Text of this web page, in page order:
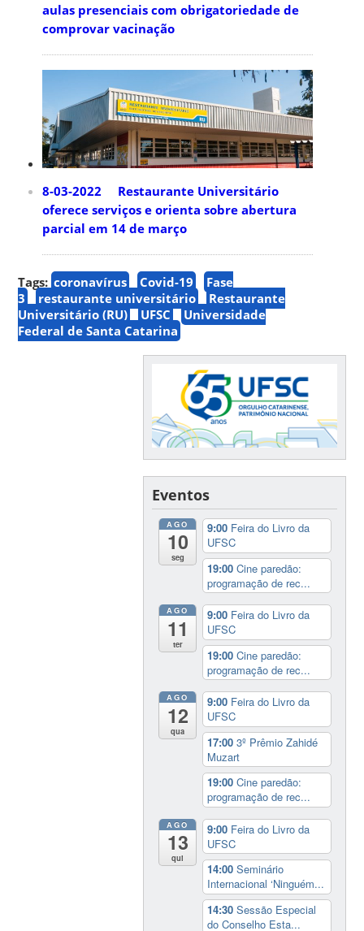
aulas presenciais com obrigatoriedade de
comprovar vacinação
8-03-2022 Restaurante Universitário
oferece serviços e orienta sobre abertura
parcial em 14 de março
Tags: coronavírus Covid-19
Fase
3
restaurante universitário
Restaurante
Universitário (RU)
UFSC
Universidade
Federal de Santa Catarina
Eventos
AGO
10
seg
9:00 Feira do Livro da
UFSC
19:00Cine paredão:
programação de rec...
AGO
11
ter
9:00 Feira do Livro da
UFSC
19:00Cine paredão:
programação de rec...
AGO
12
qua
9:00 Feira do Livro da
UFSC
17:003º Prêmio Zahidé
Muzart
19:00Cine paredão:
programação de rec...
AGO
13
qui
9:00 Feira do Livro da
UFSC
14:00Seminário
Internacional ‘Ninguém...
14:30Sessão Especial
do Conselho Esta...